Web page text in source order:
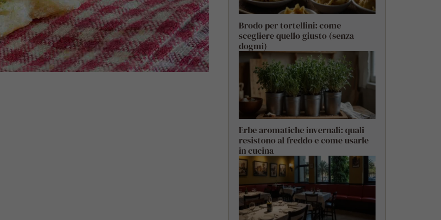
Brodo per tortellini: come
scegliere quello giusto (senza
dogmi)
Erbe aromatiche invernali: quali
resistono al freddo e come usarle
in cucina